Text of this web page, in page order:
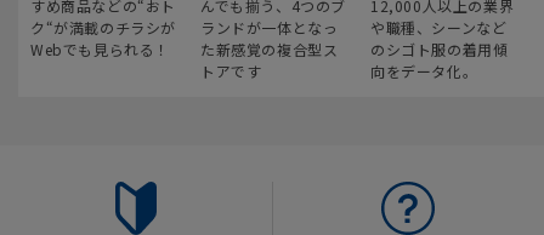
すめ商品などの“おト
ク“が満載のチラシが
Webでも見られる！
んでも揃う、4つのブ
ランドが一体となっ
た新感覚の複合型ス
トアです
12,000人以上の業界
や職種、シーンなど
のシゴト服の着用傾
向をデータ化。